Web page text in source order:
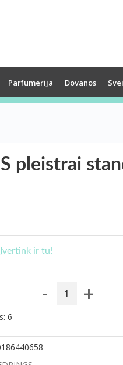
Parfumerija Dovanos
pleistrai
Įvertink ir tu!
- +
6